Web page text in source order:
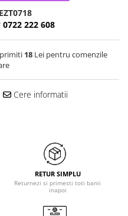
EZT0718
0722 222 608
18Lei pentru comenzile
Cere informatii
RETUR SIMPLU
Returnezi si primesti toti banii
inapoi